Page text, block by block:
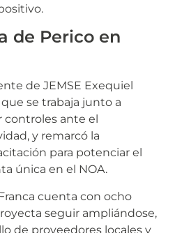
de Perico en
de JEMSE Exequiel
se trabaja junto a
controles ante el
y remarcó la
para potenciar el
única en el NOA.
cuenta con ocho
seguir ampliándose,
de proveedores locales y